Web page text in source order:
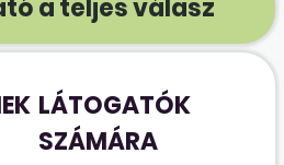
a teljes válasz
LÁTOGATÓK
SZÁMÁRA